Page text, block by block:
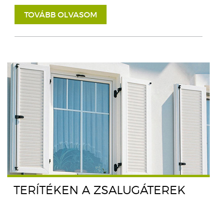
TOVÁBB OLVASOM
TERÍTÉKEN A ZSALUGÁTEREK